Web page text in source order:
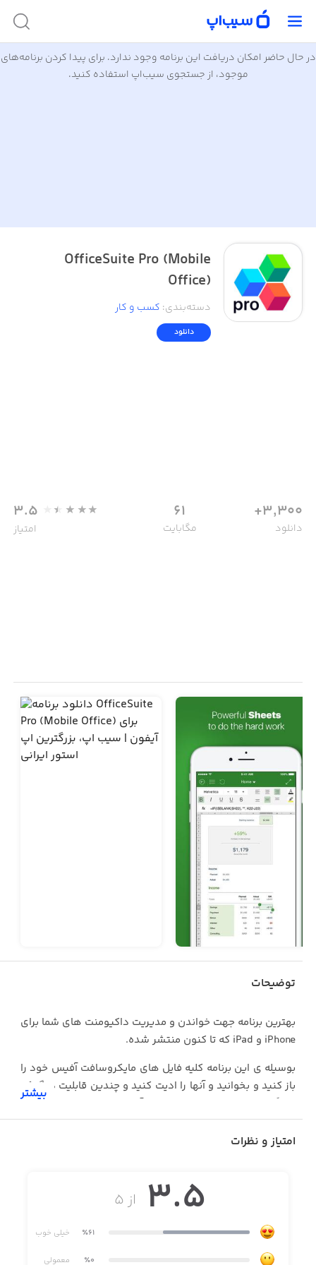
در حال حاضر امکان دریافت این برنامه وجود ندارد. برای پیدا کردن برنامه‌های
موجود، از جستجوی سیب‌اپ استفاده کنید.
OfficeSuite Pro (Mobile
Office)
دسته‌بندی: کسب‌ و ‌کار
دانلود
3,300+
دانلود
61
مگابایت
3.5
امتیاز
توضیحات
بهترين برنامه جهت خواندن و مديريت داكيومنت های شما برای
iPhone و iPad كه تا كنون منتشر شده.
بوسيله ی اين برنامه كليه فايل های مايكروسافت آفيس خود را
باز كنيد و بخوانيد و آنها را اديت كنيد و چندين قابليت ديگر كه
حتماً در اين موارد به كارتان خواهد آمد.
بیشتر
امتیاز و نظرات
از ۵ 3.5
٪61 خیلی خوب
٪0 معمولی